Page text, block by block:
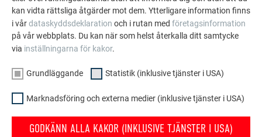
kan vidta rättsliga åtgärder mot dem. Ytterligare information finns
i vårdataskyddsdeklaration och i rutan med företagsinformation
på vår webbplats. Du kan när som helst återkalla ditt samtycke
via inställningarna för kakor.
Grundläggande Statistik (inklusive tjänster i USA)
Marknadsföring och externa medier (inklusive tjänster i USA)
GODKÄNN ALLA KAKOR (INKLUSIVE TJÄNSTER I USA)